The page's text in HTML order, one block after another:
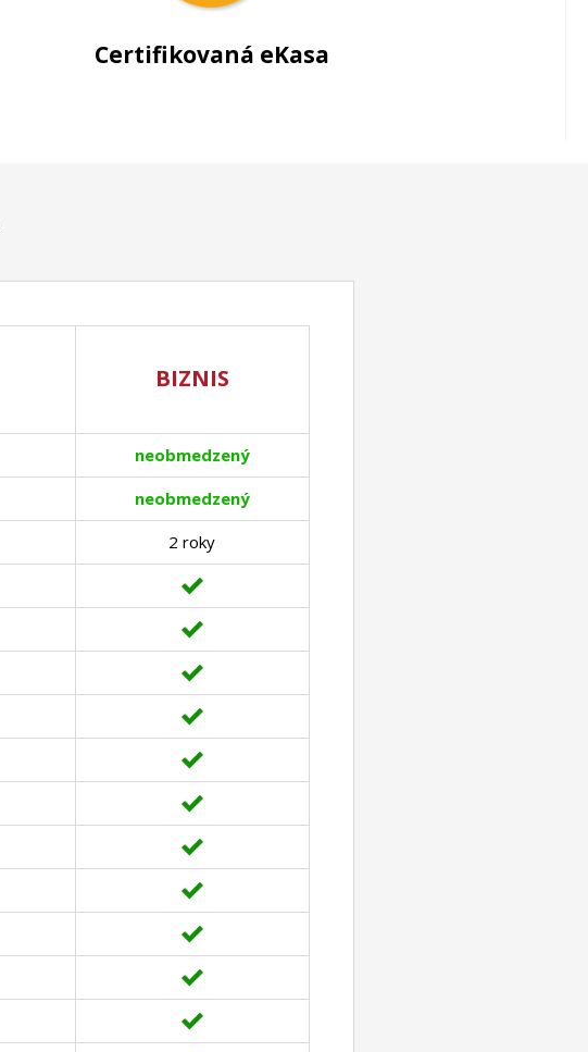
Certifikovaná eKasa
BIZNIS
neobmedzený
neobmedzený
2 roky